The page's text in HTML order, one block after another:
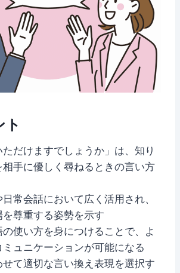
ト
ただけますでしょうか」は、知り
相手に優しく尋ねるときの言い方
常会話において広く活用され、
尊重する姿勢を示す
使い方を身につけることで、よ
ミュニケーションが可能になる
て適切な言い換え表現を選択す